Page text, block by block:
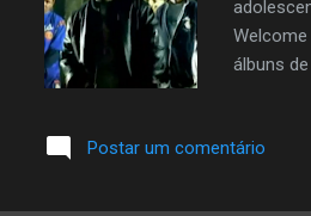
álbuns
Elliott ,
festas
Postar um comentário